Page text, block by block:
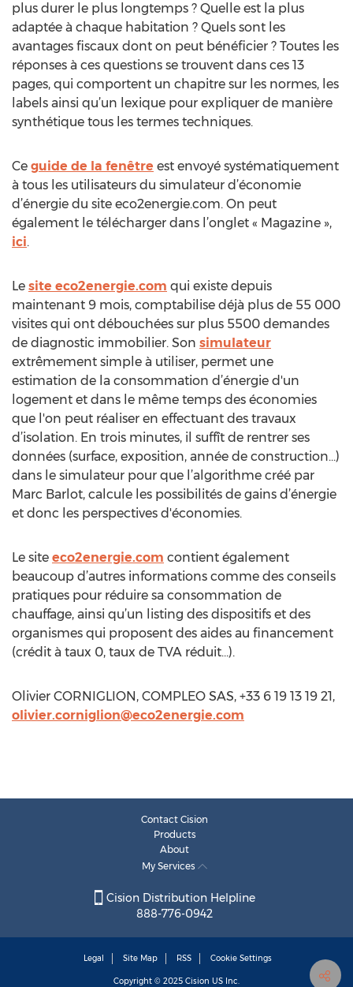
plus durer le plus longtemps ? Quelle est la plus
adaptée à chaque habitation ? Quels sont les
avantages fiscaux dont on peut bénéficier ? Toutes les
réponses à ces questions se trouvent dans ces 13
pages, qui comportent un chapitre sur les normes, les
labels ainsi qu’un lexique pour expliquer de manière
synthétique tous les termes techniques.
Ce guide de la fenêtre est envoyé systématiquement
à tous les utilisateurs du simulateur d’économie
d’énergie du site eco2energie.com. On peut
également le télécharger dans l’onglet « Magazine »,
ici.
Le site eco2energie.com qui existe depuis
maintenant 9 mois, comptabilise déjà plus de 55 000
visites qui ont débouchées sur plus 5500 demandes
de diagnostic immobilier. Son simulateur
extrêmement simple à utiliser, permet une
estimation de la consommation d’énergie d'un
logement et dans le même temps des économies
que l'on peut réaliser en effectuant des travaux
d’isolation. En trois minutes, il suffît de rentrer ses
données (surface, exposition, année de construction…)
dans le simulateur pour que l’algorithme créé par
Marc Barlot, calcule les possibilités de gains d’énergie
et donc les perspectives d'économies.
Le site eco2energie.com contient également
beaucoup d’autres informations comme des conseils
pratiques pour réduire sa consommation de
chauffage, ainsi qu’un listing des dispositifs et des
organismes qui proposent des aides au financement
(crédit à taux 0, taux de TVA réduit…).
Olivier CORNIGLION, COMPLEO SAS, +33 6 19 13 19 21,
olivier.corniglion@eco2energie.com
Contact Cision
Products
About
My Services
Cision Distribution Helpline
888-776-0942
Legal Site Map RSS Cookie Settings
Copyright © 2025 Cision US Inc.